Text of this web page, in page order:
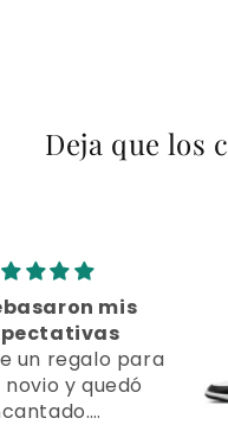
Deja que los
mis
regalo para
y quedó